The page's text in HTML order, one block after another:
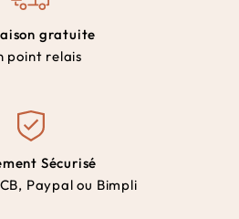
gratuite
point relais
Sécurisé
Paypal ou Bimpli